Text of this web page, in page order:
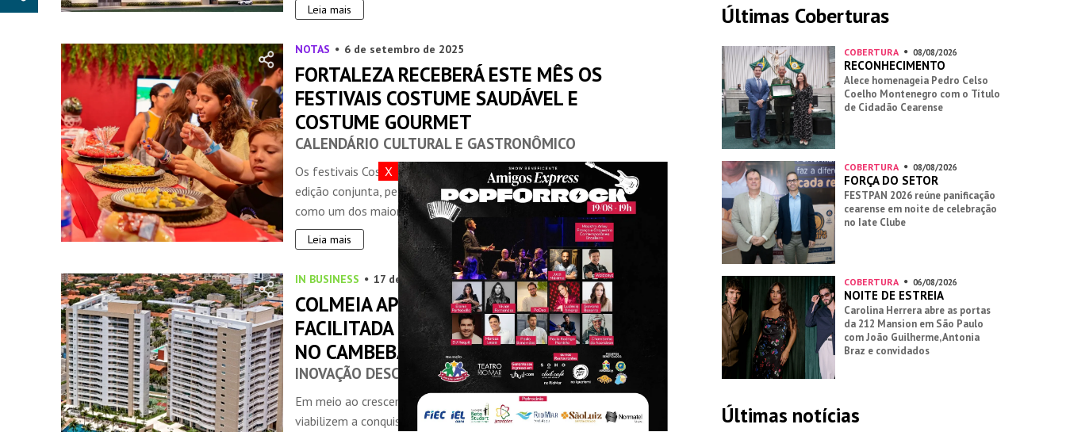
Leia mais
NOTAS 6 de setembro de 2025
FORTALEZA RECEBERÁ ESTE MÊS OS
FESTIVAIS COSTUME SAUDÁVEL E
COSTUME GOURMET
CALENDÁRIO CULTURAL E GASTRONÔMICO
Os festivais Costume Saudável e Costume Gourmet retornam em
edição conjunta, pelo segundo ano consecutivo, reafirmando-se
como um dos maiores eventos ...
Leia mais
IN BUSINESS 17 de julho de 2025
COLMEIA APOSTA EM AQUISIÇÃO
FACILITADA PARA SEU CONDOMÍNIO-CLUBE
NO CAMBEBA
INOVAÇÃO DESCOMPLICADA
Em meio ao crescente desejo das famílias por alternativas que
viabilizem a conquista da casa própria de forma ágil e livre dos
Últimas Coberturas
COBERTURA 08/08/2026
RECONHECIMENTO
Alece homenageia Pedro Celso
Coelho Montenegro com o Título
de Cidadão Cearense
COBERTURA 08/08/2026
FORÇA DO SETOR
FESTPAN 2026 reúne panificação
cearense em noite de celebração
no Iate Clube
COBERTURA 06/08/2026
NOITE DE ESTREIA
Carolina Herrera abre as portas
da 212 Mansion em São Paulo
com João Guilherme, Antonia
Braz e convidados
Últimas notícias
X